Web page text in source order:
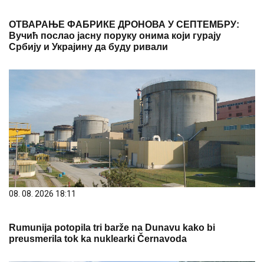
ОТВАРАЊЕ ФАБРИКЕ ДРОНОВА У СЕПТЕМБРУ:
Вучић послао јасну поруку онима који гурају
Србију и Украјину да буду ривали
08. 08. 2026 18:11
Rumunija potopila tri barže na Dunavu kako bi
preusmerila tok ka nuklearki Černavoda